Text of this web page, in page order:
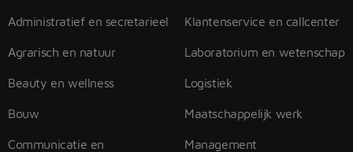
Administratief en secretarieel
Agrarisch en natuur
Beauty en wellness
Bouw
Communicatie en
Klantenservice en callcenter
Laboratorium en wetenschap
Logistiek
Maatschappelijk werk
Management